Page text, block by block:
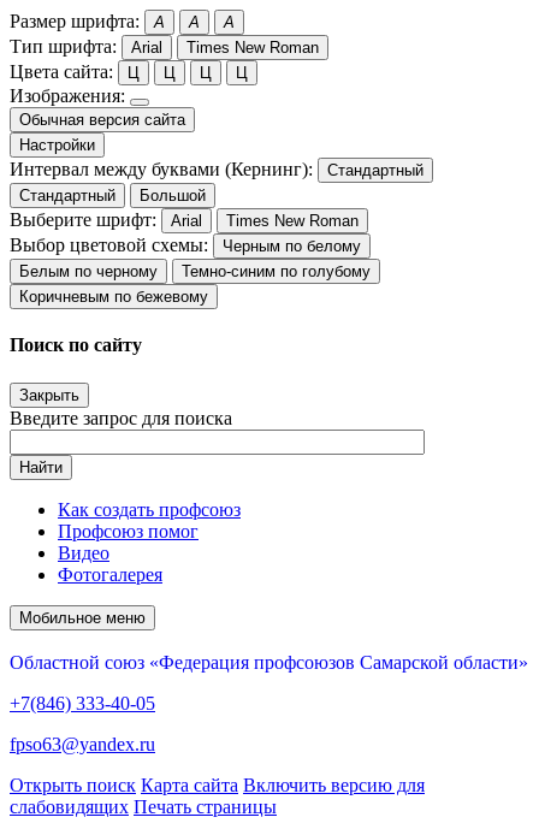
Размер шрифта: A A A
Тип шрифта: Arial Times New Roman
Цвета сайта: Ц Ц Ц Ц
Изображения:
Обычная версия сайта
Настройки
Интервал между буквами (Кернинг):
Стандартный
Стандартный
Большой
Выберите шрифт: Arial Times New Roman
Выбор цветовой схемы:
Черным по белому
Белым по черному
Темно-синим по голубому
Коричневым по бежевому
Поиск по сайту
Закрыть
Введите запрос для поиска
Найти
Как создать профсоюз
Профсоюз помог
Видео
Фотогалерея
Мобильное меню
Областной союз «Федерация профсоюзов Самарской области»
+7(846) 333-40-05
fpso63@yandex.ru
Открыть поиск Карта сайта Включить версию для
слабовидящих Печать страницы